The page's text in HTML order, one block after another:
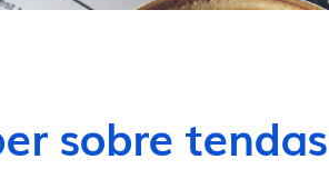
sobre tendas